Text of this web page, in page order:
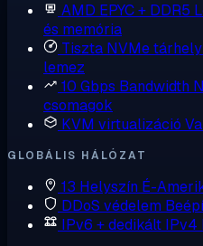
AMD EPYC + DDR5
és memória
Tiszta NVMe tárhely
lemez
10 Gbps Bandwidth
csomagok
KVM virtualizáció
GLOBÁLIS HÁLÓZAT
13 Helyszín É-
DDoS védelem
IPv6 + dedikált IPv4